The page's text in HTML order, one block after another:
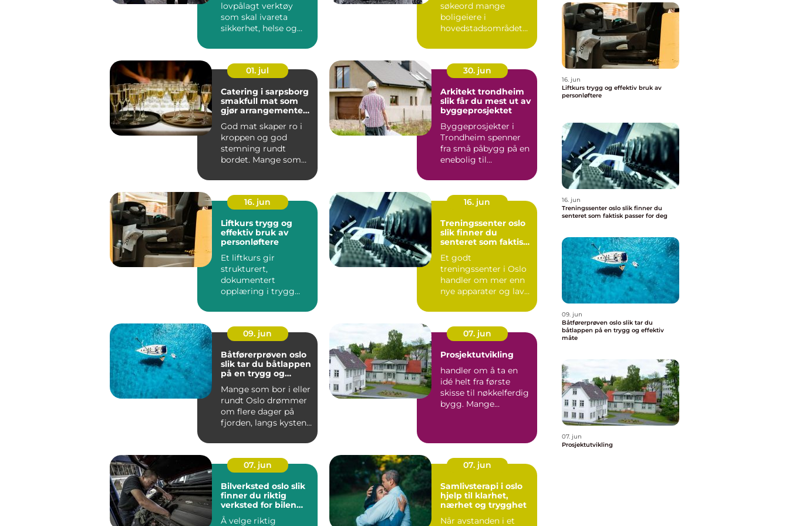
lovpålagt verktøy
som skal ivareta
sikkerhet, helse og
søkeord mange
boligeiere i
hovedstadsområdet
etter fagfolk til ...
01. jul
Catering i sarpsborg
smakfull mat som
gjør arrangementet
God mat skaper ro i
kroppen og god
stemning rundt
bordet. Mange som
konfirmasjon, bu...
30. jun
Arkitekt trondheim
slik får du mest ut av
byggeprosjektet
Byggeprosjekter i
Trondheim spenner
fra små påbygg på en
enebolig til
næringsbygg med
høye...
16. jun
Liftkurs trygg og
effektiv bruk av
personløftere
Et liftkurs gir
strukturert,
dokumentert
opplæring i trygg
Kurset kombinerer ...
16. jun
Treningssenter oslo
slik finner du
senteret som faktisk
Et godt
treningssenter i Oslo
handler om mer enn
nye apparater og lav
som leter et...
09. jun
Båtførerprøven oslo
slik tar du båtlappen
på en trygg og
Mange som bor i eller
rundt Oslo drømmer
om flere dager på
fjorden, langs kysten
07. jun
Prosjektutvikling
handler om å ta en
idé helt fra første
skisse til nøkkelferdig
bygg. Mange
07. jun
Bilverksted oslo slik
finner du riktig
verksted for bilen
din
Å velge riktig
07. jun
Samlivsterapi i oslo
hjelp til klarhet,
nærhet og trygghet
Når avstanden i et
16. jun
Liftkurs trygg og effektiv bruk av
personløftere
16. jun
Treningssenter oslo slik finner du
senteret som faktisk passer for deg
09. jun
Båtførerprøven oslo slik tar du
båtlappen på en trygg og effektiv
måte
07. jun
Prosjektutvikling